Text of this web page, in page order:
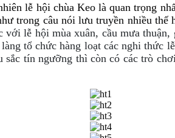
lễ hội chùa Keo là quan trọng
trong câu nói lưu truyền nhiều thế
với lễ hội mùa xuân, cầu mưa
tổ chức hàng loạt các nghi thức
tín ngưỡng thì còn có các trò